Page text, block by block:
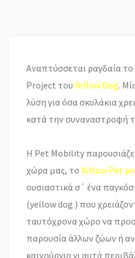
Αναπτύσσεται ραγδαία
Project τουYellow Dog.
λύση για όσα σκυλάκια
κατά την συναναστροφή
H Pet Mobility
χώρα μας, τοYellow Pet
ουσιαστικά σ΄ ένα
(yellow dog ) που
ταυτόχρονα χώρο να
παρουσία άλλων ζώων ή
καινούργιο γι αυτά